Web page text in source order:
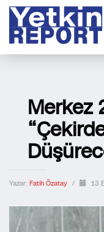
Merkez
Yazar: Fatih Özatay / 13